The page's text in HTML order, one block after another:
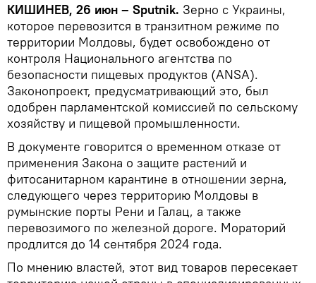
КИШИНЕВ, 26 июн – Sputnik. Зерно с Украины,
которое перевозится в транзитном режиме по
территории Молдовы, будет освобождено от
контроля Национального агентства по
безопасности пищевых продуктов (ANSA).
Законопроект, предусматривающий это, был
одобрен парламентской комиссией по сельскому
хозяйству и пищевой промышленности.
В документе говорится о временном отказе от
применения Закона о защите растений и
фитосанитарном карантине в отношении зерна,
следующего через территорию Молдовы в
румынские порты Рени и Галац, а также
перевозимого по железной дороге. Мораторий
продлится до 14 сентября 2024 года.
По мнению властей, этот вид товаров пересекает